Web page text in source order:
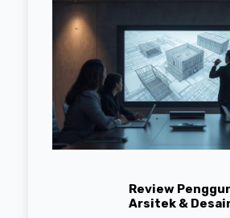
Review
Arsitek &